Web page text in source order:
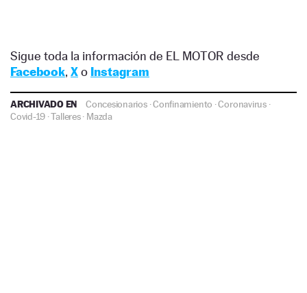
Sigue toda la información de EL MOTOR desde
Facebook, Xo Instagram
ARCHIVADO EN Concesionarios·Confinamiento ·Coronavirus·
Covid-19 ·Talleres· Mazda